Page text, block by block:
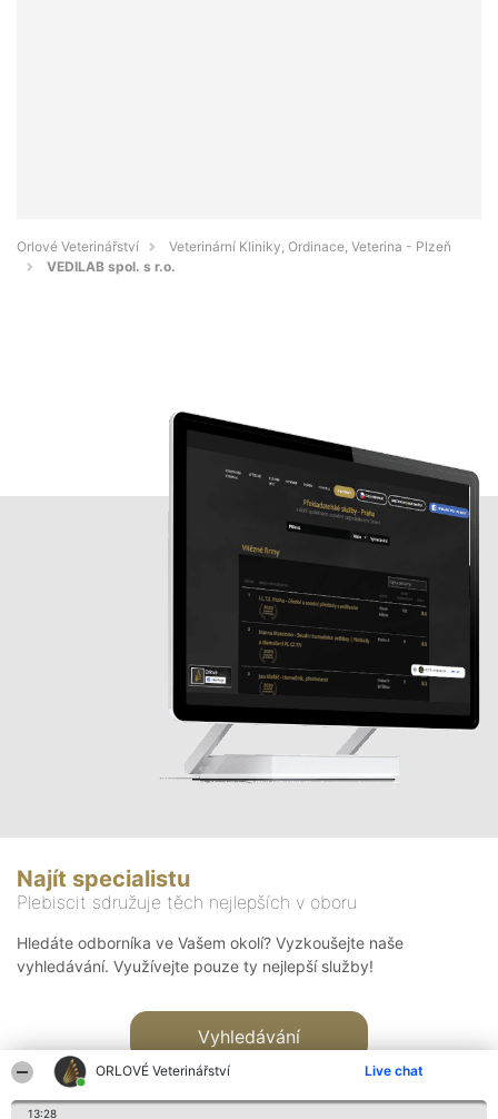
ORLOVÉ Veterinářství Live chat
13:28
Orlové Veterinářství
Veterinární Kliniky, Ordinace, Veterina - Plzeň
VEDILAB spol. s r.o.
Najít specialistu
Plebiscit sdružuje těch nejlepších v oboru
Hledáte odborníka ve Vašem okolí? Vyzkoušejte naše
vyhledávání. Využívejte pouze ty nejlepší služby!
Vyhledávání